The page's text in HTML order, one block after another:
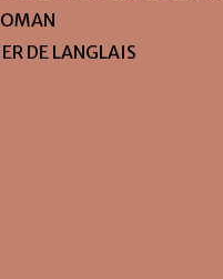
DE LANGLAIS